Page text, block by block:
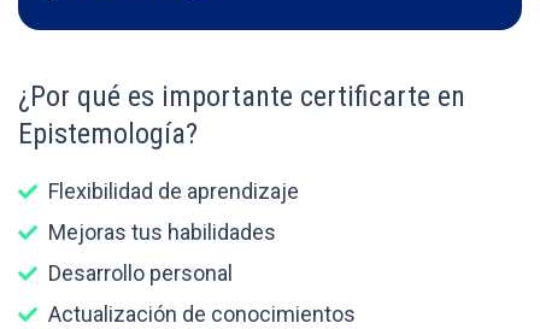
¿Por qué es importante certificarte en
Epistemología?
Flexibilidad de aprendizaje
Mejoras tus habilidades
Desarrollo personal
Actualización de conocimientos